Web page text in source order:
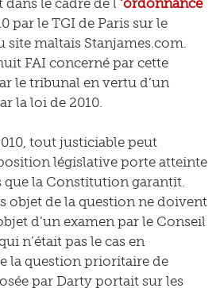
dans le cadre de l ‘ordonnance
par le TGI de Paris sur le
site maltais Stanjames.com.
FAI concerné par cette
le tribunal en vertu d’un
la loi de 2010.
tout justiciable peut
législative porte atteinte
que la Constitution garantit.
objet de la question ne doivent
d’un examen par le Conseil
n’était pas le cas en
la question prioritaire de
par Darty portait sur les